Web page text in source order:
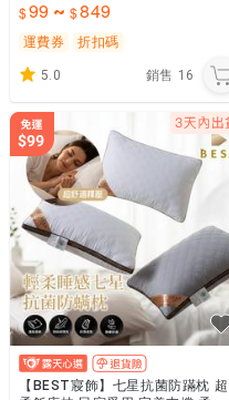
被 枕頭套 四件組 兩用被 遇見熊熊
99 ~ 849
運費券 折扣碼
5.0 銷售 16
【BEST寢飾】七星抗菌防蹣枕 超